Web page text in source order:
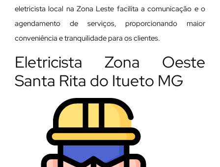
eletricista local na Zona Leste facilita a comunicação e o
agendamento de serviços, proporcionando maior
conveniência e tranquilidade para os clientes.
Eletricista Zona Oeste
Santa Rita do Itueto MG